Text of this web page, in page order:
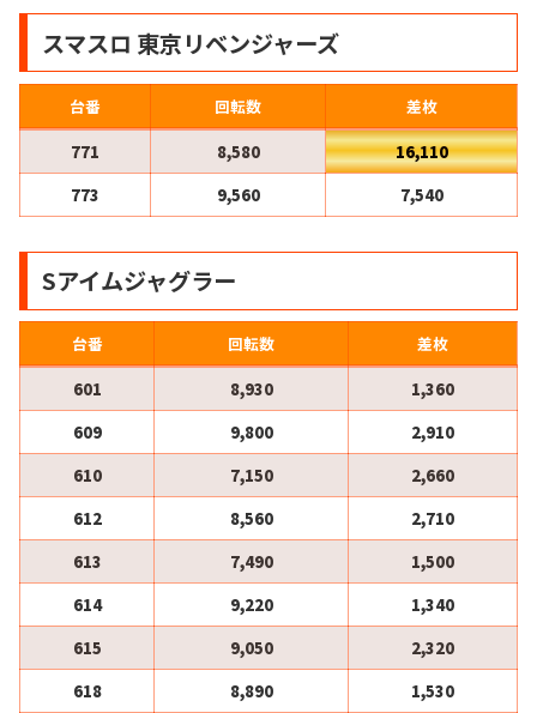
スマスロ 東京リベンジャーズ
台番 回転数
差枚
771
8,580
16,110
773
9,560 7,540
Sアイムジャグラー
台番 回転数
差枚
601
8,930
1,360
609
9,800
2,910
610
7,150
2,660
612
8,560
2,710
613
7,490
1,500
614
9,220
1,340
615
9,050
2,320
618
8,890
1,530